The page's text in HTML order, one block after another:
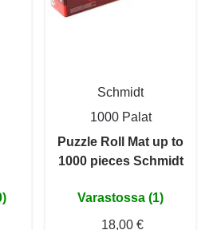
Schmidt
1000 Palat
Puzzle Roll Mat up to
1000 pieces Schmidt
Varastossa (1)
18,00 €